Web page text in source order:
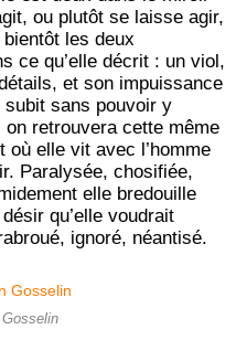
ou plutôt se laisse agir,
les deux
ce qu’elle décrit : un viol,
et son impuissance
subit sans pouvoir y
retrouvera cette même
où elle vit avec l’homme
Paralysée, chosifiée,
elle bredouille
qu’elle voudrait
ignoré, néantisé.